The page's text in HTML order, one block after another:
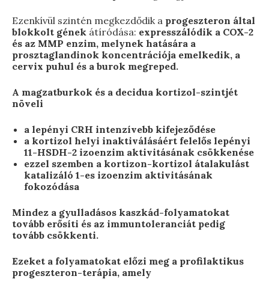
Ezenkívül szintén megkezdődik a progeszteron által
blokkolt gének átíródása: expresszálódik a COX-2
és az MMP enzim, melynek hatására a
prosztaglandinok koncentrációja emelkedik, a
cervix puhul és a burok megreped.
A magzatburkok és a decidua kortizol-szintjét
növeli
a lepényi CRH intenzívebb kifejeződése
a kortizol helyi inaktiválásáért felelős lepényi
11-HSDH-2 izoenzim aktivitásának csökkenése
ezzel szemben a kortizon-kortizol átalakulást
katalizáló 1-es izoenzim aktivitásának
fokozódása
Mindez a gyulladásos kaszkád-folyamatokat
tovább erősíti és az immuntoleranciát pedig
tovább csökkenti.
Ezeket a folyamatokat előzi meg a profilaktikus
progeszteron-terápia, amely